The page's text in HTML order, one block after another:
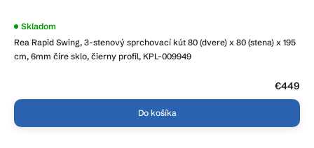
Rea Rapid Swing, 3-stenový sprchovací kút 80 (dvere) x 80 (stena) x 195
cm, 6mm číre sklo, čierny profil, KPL-009949
Skladom
€449
Do košíka